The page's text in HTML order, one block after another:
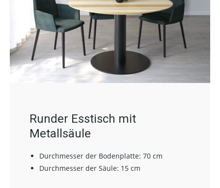
Runder Esstisch mit
Metallsäule
Durchmesser der Bodenplatte: 70 cm
Durchmesser der Säule: 15 cm